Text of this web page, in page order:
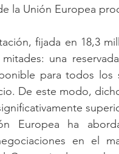
la Unión Europea
fijada en 18,3
una
para todos
De este modo,
Europea ha
en el